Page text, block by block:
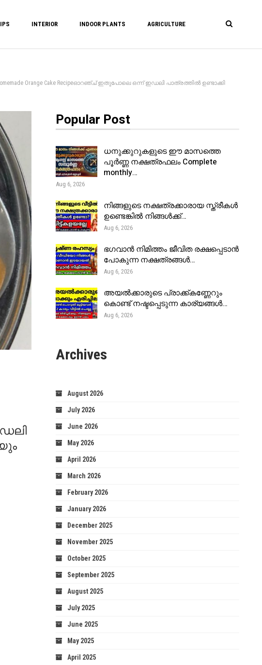
INTERIOR INDOOR PLANTS AGRICULTURE
Orange Cake Recipeഓറഞ്ച് ഇതുപോലെ ഒന്ന് ഇഡലി പാത്രത്തിൽ ഉണ്ടാക്കി
Popular Post
ധനുക്കുറുകളുടെ ഈ മാസത്തെ
പൂർണ്ണ നക്ഷത്രഫലം Complete
monthly…
Aug 6, 2026
നിങ്ങളുടെ നക്ഷത്രക്കാരായ സ്ത്രീകൾ
ഉണ്ടെങ്കിൽ നിങ്ങൾക്ക്…
Aug 6, 2026
ഭഗവാൻ നിമിത്തം ജീവിത രക്ഷപ്പെടാൻ
പോകുന്ന നക്ഷത്രങ്ങൾ…
Aug 6, 2026
അയൽക്കാരുടെ പ്രാക്ക്കണ്ണേറും
കൊണ്ട് നഷ്ടപ്പെടുന്ന കാര്യങ്ങൾ…
Aug 6, 2026
Archives
August 2026
July 2026
June 2026
May 2026
April 2026
March 2026
February 2026
January 2026
December 2025
November 2025
October 2025
September 2025
August 2025
July 2025
June 2025
May 2025
April 2025